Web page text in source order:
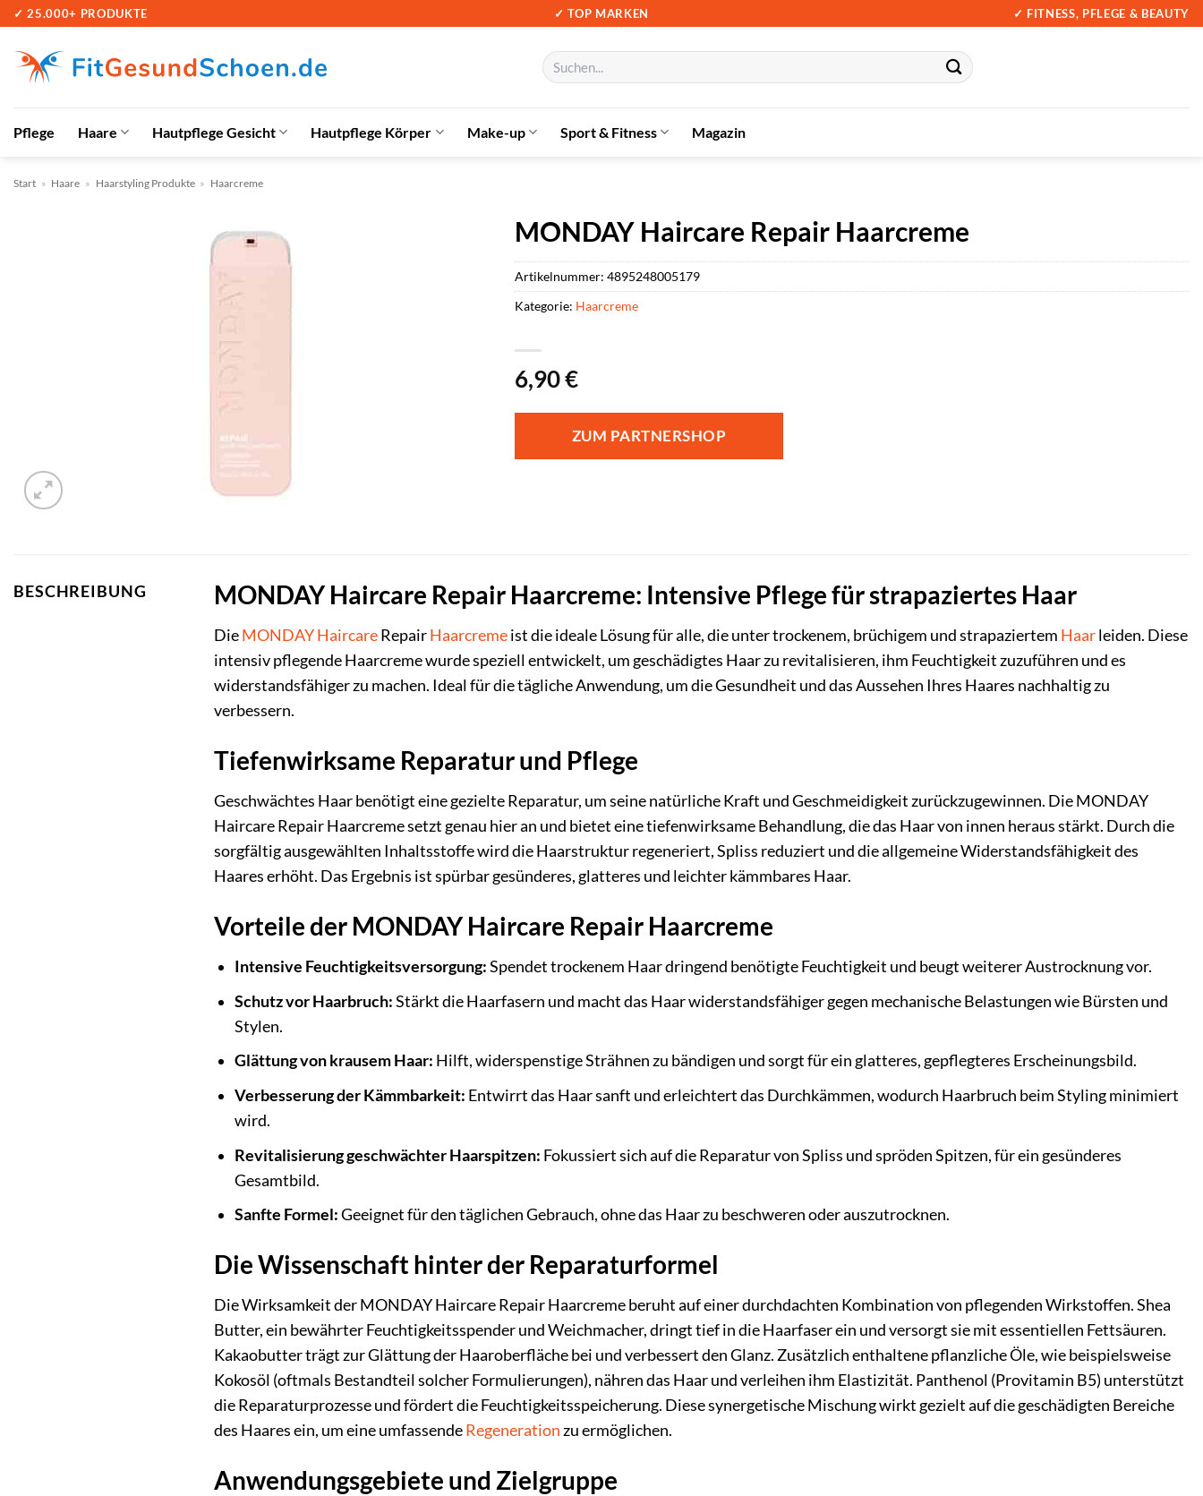
Zum
springen
✓ 25.000+ PRODUKTE ✓ TOP MARKEN ✓ FITNESS, PFLEGE & BEAUTY
Suchen
nach:
Pflege Haare Hautpflege Gesicht Hautpflege Körper Make-up Sport & Fitness Magazin
Start » Haare » Haarstyling Produkte » Haarcreme
MONDAY Haircare Repair Haarcreme
6,90€
ZUM PARTNERSHOP
Artikelnummer: 4895248005179
Kategorie: Haarcreme
BESCHREIBUNG MONDAY Haircare Repair Haarcreme: Intensive Pflege für strapaziertes Haar
DieMONDAY HaircareRepairHaarcremeist die ideale Lösung für alle, die unter trockenem, brüchigem und strapaziertem Haarleiden. Diese
intensiv pflegende Haarcreme wurde speziell entwickelt, um geschädigtes Haar zu revitalisieren, ihm Feuchtigkeit zuzuführen und es
widerstandsfähiger zu machen. Ideal für die tägliche Anwendung, um die Gesundheit und das Aussehen Ihres Haares nachhaltig zu
verbessern.
Tiefenwirksame Reparatur und Pflege
Geschwächtes Haar benötigt eine gezielte Reparatur, um seine natürliche Kraft und Geschmeidigkeit zurückzugewinnen. Die MONDAY
Haircare Repair Haarcreme setzt genau hier an und bietet eine tiefenwirksame Behandlung, die das Haar von innen heraus stärkt. Durch die
sorgfältig ausgewählten Inhaltsstoffe wird die Haarstruktur regeneriert, Spliss reduziert und die allgemeine Widerstandsfähigkeit des
Haares erhöht. Das Ergebnis ist spürbar gesünderes, glatteres und leichter kämmbares Haar.
Vorteile der MONDAY Haircare Repair Haarcreme
Intensive Feuchtigkeitsversorgung:Spendet trockenem Haar dringend benötigte Feuchtigkeit und beugt weiterer Austrocknung vor.
Schutz vor Haarbruch:Stärkt die Haarfasern und macht das Haar widerstandsfähiger gegen mechanische Belastungen wie Bürsten und
Stylen.
Glättung von krausem Haar: Hilft, widerspenstige Strähnen zu bändigen und sorgt für ein glatteres, gepflegteres Erscheinungsbild.
Verbesserung der Kämmbarkeit: Entwirrt das Haar sanft und erleichtert das Durchkämmen, wodurch Haarbruch beim Styling minimiert
wird.
Revitalisierung geschwächter Haarspitzen: Fokussiert sich auf die Reparatur von Spliss und spröden Spitzen, für ein gesünderes
Gesamtbild.
Sanfte Formel:Geeignet für den täglichen Gebrauch, ohne das Haar zu beschweren oder auszutrocknen.
Die Wissenschaft hinter der Reparaturformel
Die Wirksamkeit der MONDAY Haircare Repair Haarcreme beruht auf einer durchdachten Kombination von pflegenden Wirkstoffen. Shea
Butter, ein bewährter Feuchtigkeitsspender und Weichmacher, dringt tief in die Haarfaser ein und versorgt sie mit essentiellen Fettsäuren.
Kakaobutter trägt zur Glättung der Haaroberfläche bei und verbessert den Glanz. Zusätzlich enthaltene pflanzliche Öle, wie beispielsweise
Kokosöl (oftmals Bestandteil solcher Formulierungen), nähren das Haar und verleihen ihm Elastizität. Panthenol (Provitamin B5) unterstützt
die Reparaturprozesse und fördert die Feuchtigkeitsspeicherung. Diese synergetische Mischung wirkt gezielt auf die geschädigten Bereiche
des Haares ein, um eine umfassendeRegenerationzu ermöglichen.
Anwendungsgebiete und Zielgruppe